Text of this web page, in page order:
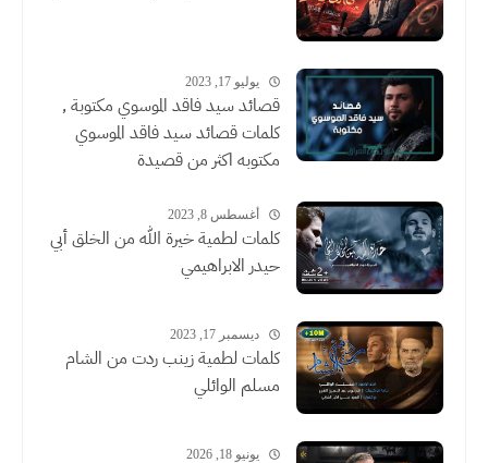
يوليو 17, 2023
قصائد سيد فاقد الموسوي مكتوبة ,
كلمات قصائد سيد فاقد الموسوي
مكتوبه اكثر من قصيدة
أغسطس 8, 2023
كلمات لطمية خيرة الله من الخلق أبي
حيدر الابراهيمي
ديسمبر 17, 2023
كلمات لطمية زينب ردت من الشام
مسلم الوائلي
يونيو 18, 2026